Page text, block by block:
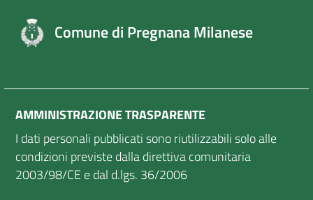
Comune di Pregnana Milanese
AMMINISTRAZIONE TRASPARENTE
I dati personali pubblicati sono riutilizzabili solo alle
condizioni previste dalla direttiva comunitaria
2003/98/CE e dal d.lgs. 36/2006